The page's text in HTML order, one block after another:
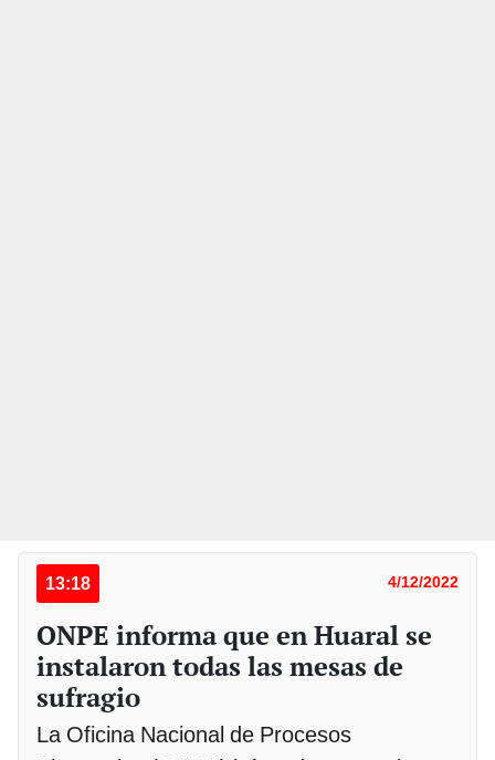
13:18 4/12/2022
ONPE informa que en Huaral se
instalaron todas las mesas de
sufragio
La Oficina Nacional de Procesos